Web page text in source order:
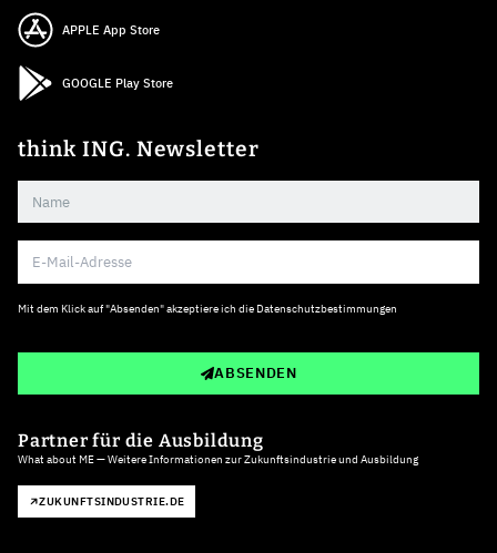
APPLE App Store
GOOGLE Play Store
think ING. Newsletter
Mit dem Klick auf "Absenden" akzeptiere ich die Datenschutzbestimmungen
ABSENDEN
Partner für die Ausbildung
What about ME — Weitere Informationen zur Zukunftsindustrie und Ausbildung
ZUKUNFTSINDUSTRIE.DE